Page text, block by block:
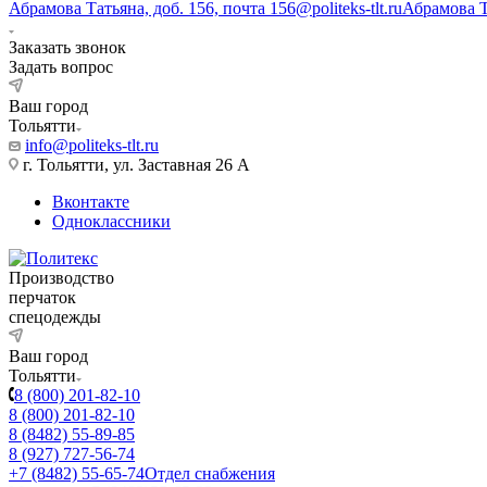
Абрамова Татьяна, доб. 156, почта 156@politeks-tlt.ruАбрамова
Заказать звонок
Задать вопрос
Ваш город
Тольятти
info@politeks-tlt.ru
г. Тольятти, ул. Заставная 26 А
Вконтакте
Одноклассники
Производство
перчаток
спецодежды
Ваш город
Тольятти
8 (800) 201-82-10
8 (800) 201-82-10
8 (8482) 55-89-85
8 (927) 727-56-74
+7 (8482) 55-65-74Отдел снабжения